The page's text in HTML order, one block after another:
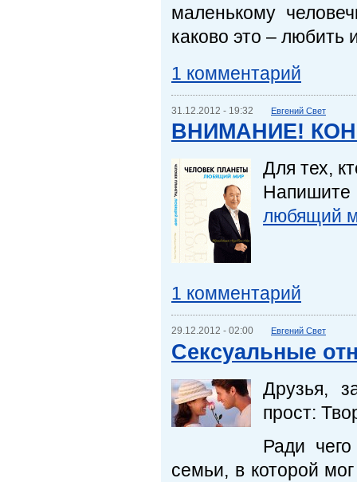
маленькому
каково это – любить
1 комментарий
31.12.2012 - 19:32 Евгений Свет
ВНИМАНИЕ!
Для тех,
любящий
1 комментарий
29.12.2012 - 02:00 Евгений Свет
Сексуальные
Друзья,
прост:
Ради
семьи, в которой